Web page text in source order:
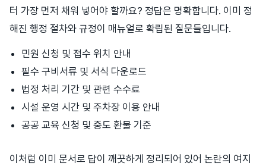
터 가장 먼저 채워 넣어야 할까요? 정답은 명확합니다. 이미 정
해진 행정 절차와 규정이 매뉴얼로 확립된 질문들입니다.
민원 신청 및 접수 위치 안내
필수 구비서류 및 서식 다운로드
법정 처리 기간 및 관련 수수료
시설 운영 시간 및 주차장 이용 안내
공공 교육 신청 및 중도 환불 기준
이처럼 이미 문서로 답이 깨끗하게 정리되어 있어 논란의 여지